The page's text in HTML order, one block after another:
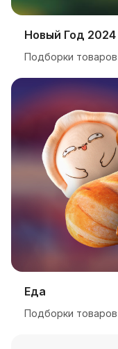
Новый Год 2024
Подборки товаров
Еда
Подборки товаров